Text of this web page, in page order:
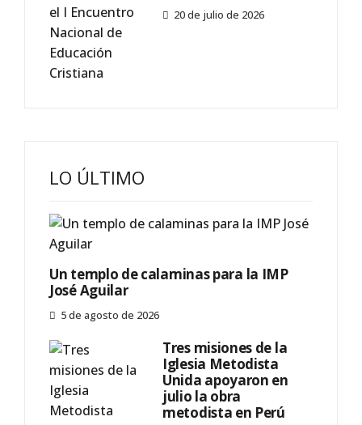
20 de julio de 2026
LO ÚLTIMO
Un templo de calaminas para la IMP
José Aguilar
5 de agosto de 2026
Tres misiones de la
Iglesia Metodista
Unida apoyaron en
julio la obra
metodista en Perú